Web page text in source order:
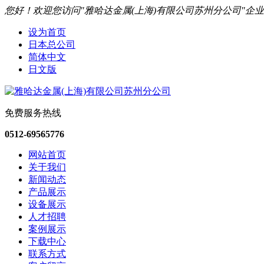
您好！欢迎您访问"雅哈达金属(上海)有限公司苏州分公司"企
设为首页
日本总公司
简体中文
日文版
免费服务热线
0512-69565776
网站首页
关于我们
新闻动态
产品展示
设备展示
人才招聘
案例展示
下载中心
联系方式